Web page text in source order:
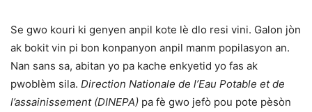
Se gwo kouri ki genyen anpil kote lè dlo resi vini. Galon jòn
ak bokit vin pi bon konpanyon anpil manm popilasyon an.
Nan sans sa, abitan yo pa kache enkyetid yo fas ak
pwoblèm sila. Direction Nationale de l’Eau Potable et de
l’assainissement (DINEPA) pa fè gwo jefò pou pote pèsòn